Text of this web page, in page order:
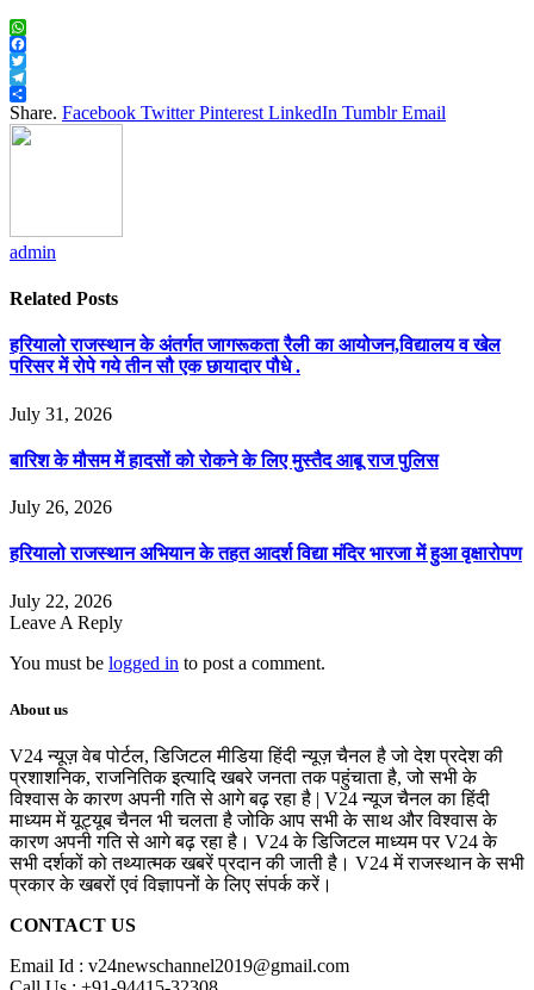
WhatsApp
Facebook
Twitter
Telegram
Share
Share. Facebook Twitter Pinterest LinkedIn Tumblr Email
admin
Related Posts
हरियालो राजस्थान के अंतर्गत जागरूकता रैली का आयोजन,विद्यालय व खेल
परिसर में रोपे गये तीन सौ एक छायादार पौधे .
July 31, 2026
बारिश के मौसम में हादसों को रोकने के लिए मुस्तैद आबू राज पुलिस
July 26, 2026
हरियालो राजस्थान अभियान के तहत आदर्श विद्या मंदिर भारजा में हुआ वृक्षारोपण
July 22, 2026
Leave A Reply
You must be logged in to post a comment.
About us
V24 न्यूज़ वेब पोर्टल, डिजिटल मीडिया हिंदी न्यूज़ चैनल है जो देश प्रदेश की
प्रशाशनिक, राजनितिक इत्यादि खबरे जनता तक पहुंचाता है, जो सभी के
विश्वास के कारण अपनी गति से आगे बढ़ रहा है | V24 न्यूज चैनल का हिंदी
माध्यम में यूट्यूब चैनल भी चलता है जोकि आप सभी के साथ और विश्वास के
कारण अपनी गति से आगे बढ़ रहा है। V24 के डिजिटल माध्यम पर V24 के
सभी दर्शकों को तथ्यात्मक खबरें प्रदान की जाती है। V24 में राजस्थान के सभी
प्रकार के खबरों एवं विज्ञापनों के लिए संपर्क करें।
CONTACT US
Email Id : v24newschannel2019@gmail.com